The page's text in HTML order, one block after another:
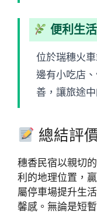
便利生
位於瑞穗火
邊有小吃店
善，讓旅途
總結評
穗香民宿以親切
利的地理位置，
屬停車場提升生
馨感。無論是短